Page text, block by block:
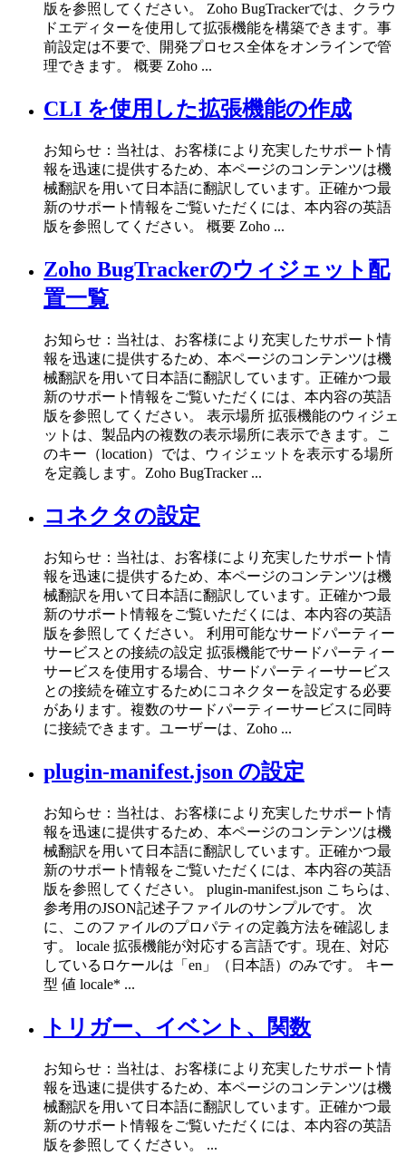
版を参照してください。 Zoho BugTrackerでは、クラウ
ドエディターを使用して拡張機能を構築できます。事
前設定は不要で、開発プロセス全体をオンラインで管
理できます。 概要 Zoho ...
CLI を使用した拡張機能の作成
お知らせ：当社は、お客様により充実したサポート情
報を迅速に提供するため、本ページのコンテンツは機
械翻訳を用いて日本語に翻訳しています。正確かつ最
新のサポート情報をご覧いただくには、本内容の英語
版を参照してください。 概要 Zoho ...
Zoho BugTrackerのウィジェット配
置一覧
お知らせ：当社は、お客様により充実したサポート情
報を迅速に提供するため、本ページのコンテンツは機
械翻訳を用いて日本語に翻訳しています。正確かつ最
新のサポート情報をご覧いただくには、本内容の英語
版を参照してください。 表示場所 拡張機能のウィジェ
ットは、製品内の複数の表示場所に表示できます。こ
のキー（location）では、ウィジェットを表示する場所
を定義します。Zoho BugTracker ...
コネクタの設定
お知らせ：当社は、お客様により充実したサポート情
報を迅速に提供するため、本ページのコンテンツは機
械翻訳を用いて日本語に翻訳しています。正確かつ最
新のサポート情報をご覧いただくには、本内容の英語
版を参照してください。 利用可能なサードパーティー
サービスとの接続の設定 拡張機能でサードパーティー
サービスを使用する場合、サードパーティーサービス
との接続を確立するためにコネクターを設定する必要
があります。複数のサードパーティーサービスに同時
に接続できます。ユーザーは、Zoho ...
plugin-manifest.json の設定
お知らせ：当社は、お客様により充実したサポート情
報を迅速に提供するため、本ページのコンテンツは機
械翻訳を用いて日本語に翻訳しています。正確かつ最
新のサポート情報をご覧いただくには、本内容の英語
版を参照してください。 plugin-manifest.json こちらは、
参考用のJSON記述子ファイルのサンプルです。 次
に、このファイルのプロパティの定義方法を確認しま
す。 locale 拡張機能が対応する言語です。現在、対応
しているロケールは「en」（日本語）のみです。 キー
型 値 locale* ...
トリガー、イベント、関数
お知らせ：当社は、お客様により充実したサポート情
報を迅速に提供するため、本ページのコンテンツは機
械翻訳を用いて日本語に翻訳しています。正確かつ最
新のサポート情報をご覧いただくには、本内容の英語
版を参照してください。 ...